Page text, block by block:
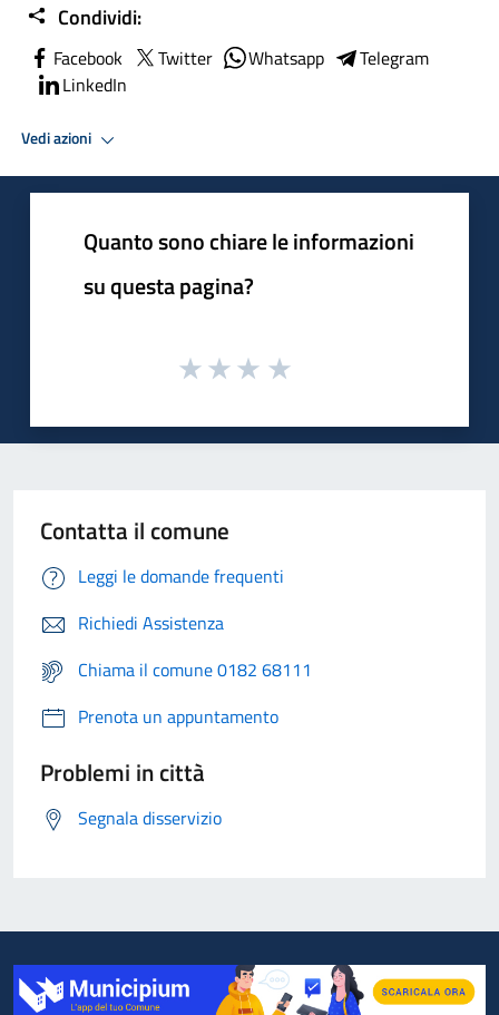
Condividi:
Facebook Twitter Whatsapp
Telegram
LinkedIn
Vedi azioni
Quanto sono chiare le informazioni
su questa pagina?
Contatta il comune
Leggi le domande frequenti
Richiedi Assistenza
Chiama il comune 0182 68111
Prenota un appuntamento
Problemi in città
Segnala disservizio